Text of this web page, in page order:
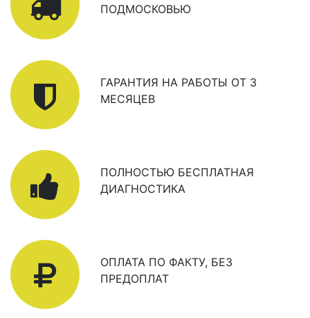
ПОДМОСКОВЬЮ
ГАРАНТИЯ НА РАБОТЫ ОТ 3
МЕСЯЦЕВ
ПОЛНОСТЬЮ БЕСПЛАТНАЯ
ДИАГНОСТИКА
ОПЛАТА ПО ФАКТУ, БЕЗ
ПРЕДОПЛАТ